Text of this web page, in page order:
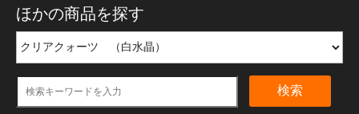
ほかの商品を探す
検索